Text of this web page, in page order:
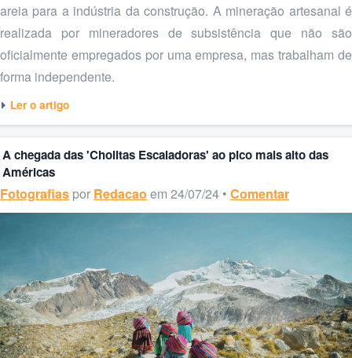
areia para a indústria da construção. A mineração artesanal é
realizada por mineradores de subsistência que não são
oficialmente empregados por uma empresa, mas trabalham de
forma independente.
Ler o artigo
A chegada das 'Cholitas Escaladoras' ao pico mais alto das
Américas
Fotografias por Redacao em 24/07/24 • Comentar